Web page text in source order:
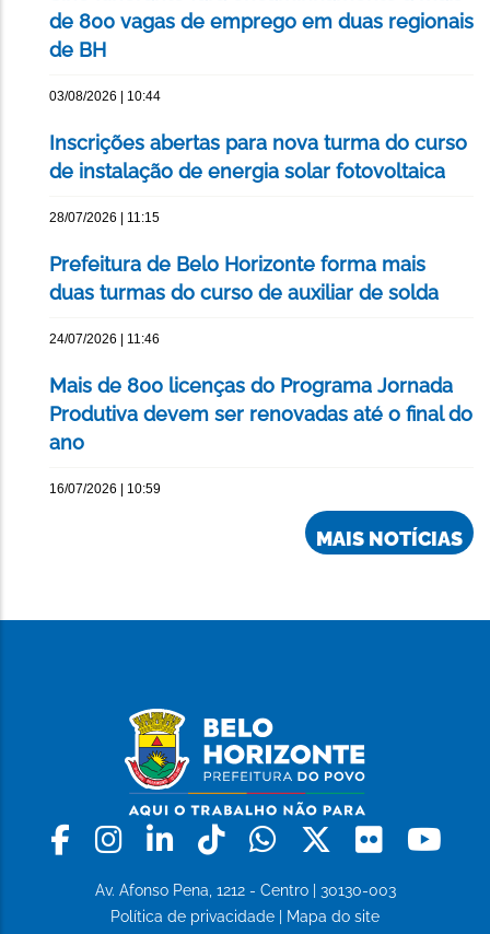
de 800 vagas de emprego em duas regionais
de BH
03/08/2026 | 10:44
Inscrições abertas para nova turma do curso
de instalação de energia solar fotovoltaica
28/07/2026 | 11:15
Prefeitura de Belo Horizonte forma mais
duas turmas do curso de auxiliar de solda
24/07/2026 | 11:46
Mais de 800 licenças do Programa Jornada
Produtiva devem ser renovadas até o final do
ano
16/07/2026 | 10:59
MAIS NOTÍCIAS
Facebook
Instagram
LinkedinTiktokWhatsapp
X Flickr
Av. Afonso Pena, 1212 - Centro | 30130-003
Política de privacidade
Mapa do site